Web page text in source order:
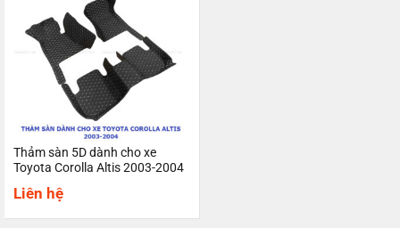
Thảm sàn 5D dành cho xe
Toyota Corolla Altis 2003-2004
Liên hệ